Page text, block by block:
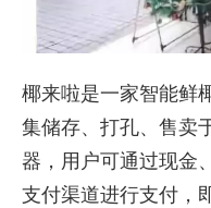
椰来啦是一家智能鲜
集储存、打孔、售卖
器，用户可通过现金
支付渠道进行支付，